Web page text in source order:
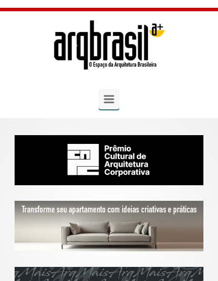
Skip to main content